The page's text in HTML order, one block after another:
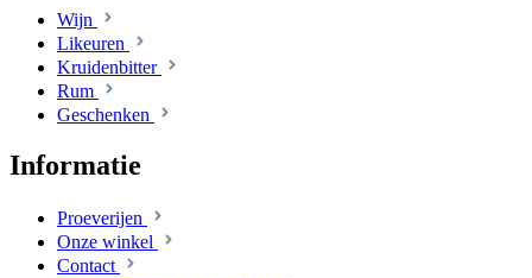
Wijn
Likeuren
Kruidenbitter
Rum
Geschenken
Informatie
Proeverijen
Onze winkel
Contact